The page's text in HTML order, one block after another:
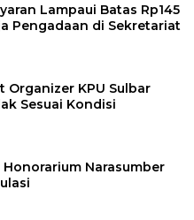
Lampaui Batas Rp145
Pengadaan di Sekretariat
Organizer KPU Sulbar
Sesuai Kondisi
Narasumber